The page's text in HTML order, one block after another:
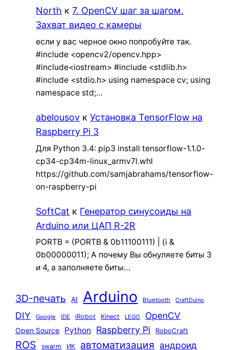
North к7. OpenCV шаг за шагом.
Захват видео с камеры
если у вас черное окно попробуйте так.
#include <opencv2/opencv.hpp>
#include<iostream> #include <stdlib.h>
#include <stdio.h> using namespace cv; using
namespace std;…
abelousov кУстановка TensorFlow на
Raspberry Pi 3
Для Python 3.4: pip3 install tensorflow-1.1.0-
cp34-cp34m-linux_armv7l.whl
https://github.com/samjabrahams/tensorflow-
on-raspberry-pi
SoftCat к Генератор синусоиды на
Arduino или ЦАП R-2R
PORTB = (PORTB & 0b11100111) | (i &
0b00000011); А почему Вы обнуляете биты 3
и 4, а заполняете биты…
3D-печать AI Arduino Bluetooth CraftDuino
DIY Google IDE iRobot Kinect LEGO OpenCV
Open Source Python Raspberry Pi RoboCraft
ROS swarm ИК автоматизация андроид